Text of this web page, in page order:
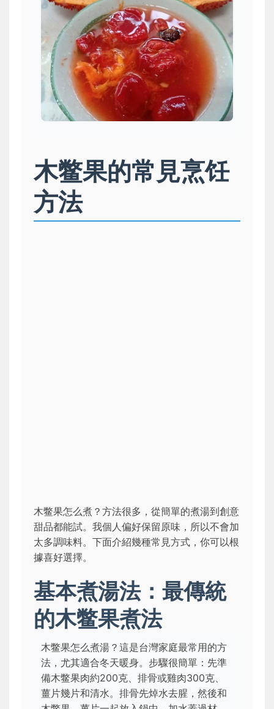
木鳖果的常見烹饪
方法
木鳖果怎么煮？方法很多，從簡單的煮湯到創意
甜品都能試。我個人偏好保留原味，所以不會加
太多調味料。下面介紹幾種常見方式，你可以根
據喜好選擇。
基本煮湯法：最傳統
的木鳖果煮法
木鳖果怎么煮湯？這是台灣家庭最常用的方
法，尤其適合冬天暖身。步驟很簡單：先準
備木鳖果肉約200克、排骨或雞肉300克、
薑片幾片和清水。排骨先焯水去腥，然後和